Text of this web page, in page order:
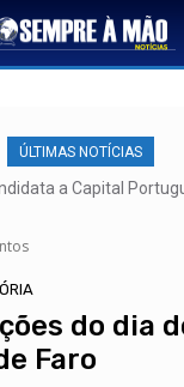
ÚLTIMAS NOTÍCIAS
a Capital
do dia
Faro